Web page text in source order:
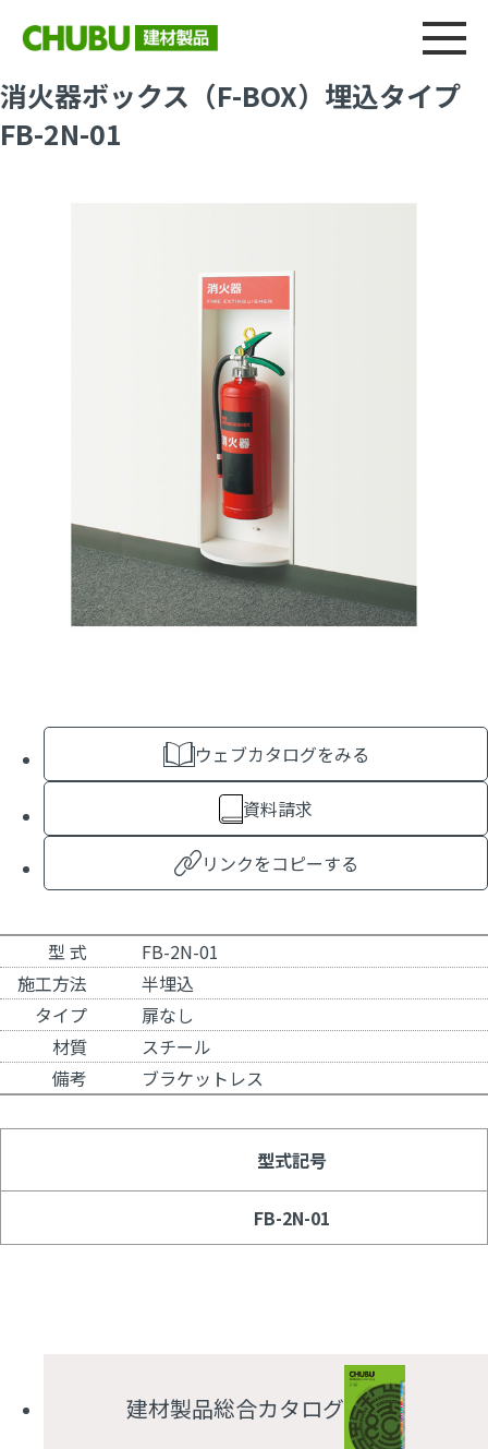
総合
消火器ボックス（F-BOX）埋込タイプ
FB-2N-01
ウェブカタログをみる
資料請求
リンクをコピーする
型 式
FB-2N-01
施工方法
半埋込
タイプ
扉なし
材質
スチール
備考
ブラケットレス
型式記号
FB-2N-01
建材製品総合カタログ